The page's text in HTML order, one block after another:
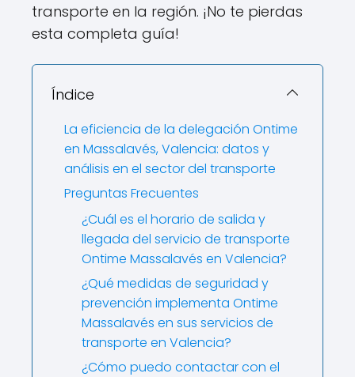
transporte en la región. ¡No te pierdas
esta completa guía!
Índice
La eficiencia de la delegación Ontime
en Massalavés, Valencia: datos y
análisis en el sector del transporte
Preguntas Frecuentes
¿Cuál es el horario de salida y
llegada del servicio de transporte
Ontime Massalavés en Valencia?
¿Qué medidas de seguridad y
prevención implementa Ontime
Massalavés en sus servicios de
transporte en Valencia?
¿Cómo puedo contactar con el